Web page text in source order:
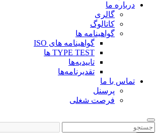
درباره ما
گالری
کاتالوگ
گواهینامه ها
گواهینامه های ISO
TYPE TEST ها
تاییدیه‌ها
تقدیرنامه‌ها
تماس با ما
پرسنل
فرصت شغلی